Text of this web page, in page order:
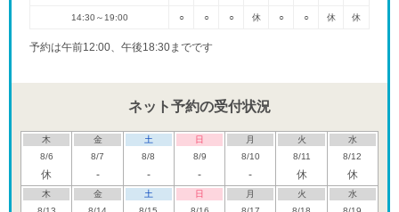
14:30～19:00 ○ ○ ○ 休 ○ ○ 休 休
予約は午前12:00、午後18:30までです
ネット予約の受付状況
木
8/6
休
金
8/7
-
土
8/8
-
日
8/9
-
月
8/10
-
火
8/11
休
水
8/12
休
木
金
土
日
月
火
水